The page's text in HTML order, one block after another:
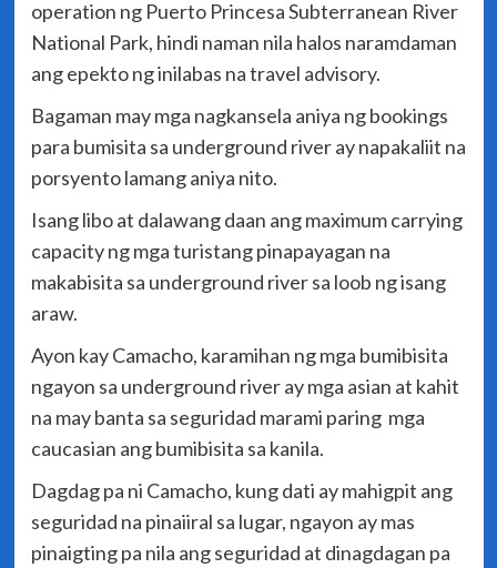
operation ng Puerto Princesa Subterranean River
National Park, hindi naman nila halos naramdaman
ang epekto ng inilabas na travel advisory.
Bagaman may mga nagkansela aniya ng bookings
para bumisita sa underground river ay napakaliit na
porsyento lamang aniya nito.
Isang libo at dalawang daan ang maximum carrying
capacity ng mga turistang pinapayagan na
makabisita sa underground river sa loob ng isang
araw.
Ayon kay Camacho, karamihan ng mga bumibisita
ngayon sa underground river ay mga asian at kahit
na may banta sa seguridad marami paring mga
caucasian ang bumibisita sa kanila.
Dagdag pa ni Camacho, kung dati ay mahigpit ang
seguridad na pinaiiral sa lugar, ngayon ay mas
pinaigting pa nila ang seguridad at dinagdagan pa